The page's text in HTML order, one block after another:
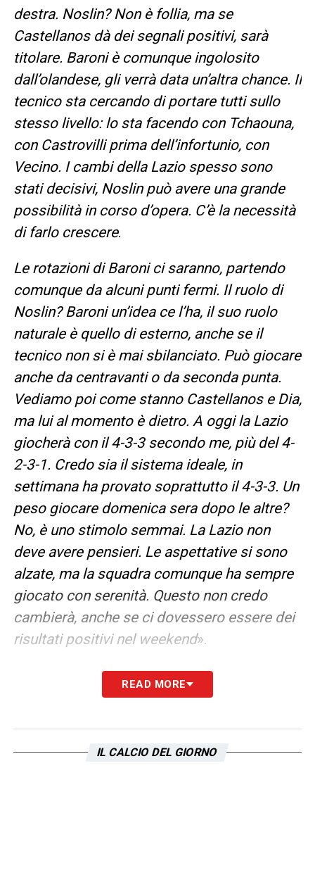
destra. Noslin? Non è follia, ma se
Castellanos dà dei segnali positivi, sarà
titolare. Baroni è comunque ingolosito
dall’olandese, gli verrà data un’altra chance. Il
tecnico sta cercando di portare tutti sullo
stesso livello: lo sta facendo con Tchaouna,
con Castrovilli prima dell’infortunio, con
Vecino. I cambi della Lazio spesso sono
stati decisivi, Noslin può avere una grande
possibilità in corso d’opera. C’è la necessità
di farlo crescere.
Le rotazioni di Baroni ci saranno, partendo
comunque da alcuni punti fermi. Il ruolo di
Noslin? Baroni un’idea ce l’ha, il suo ruolo
naturale è quello di esterno, anche se il
tecnico non si è mai sbilanciato. Può giocare
anche da centravanti o da seconda punta.
Vediamo poi come stanno Castellanos e Dia,
ma lui al momento è dietro. A oggi la Lazio
giocherà con il 4-3-3 secondo me, più del 4-
2-3-1. Credo sia il sistema ideale, in
settimana ha provato soprattutto il 4-3-3. Un
peso giocare domenica sera dopo le altre?
No, è uno stimolo semmai. La Lazio non
deve avere pensieri. Le aspettative si sono
alzate, ma la squadra comunque ha sempre
giocato con serenità. Questo non credo
cambierà, anche se ci dovessero essere dei
risultati positivi nel weekend».
LA PLAYLIST DELLE NOSTRE TOP NEWS
READ MORE
IL CALCIO DEL GIORNO